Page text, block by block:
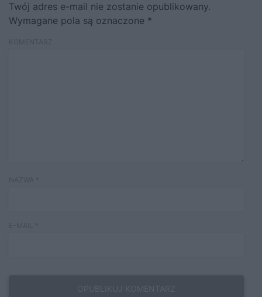
Twój adres e-mail nie zostanie opublikowany.
Wymagane pola są oznaczone *